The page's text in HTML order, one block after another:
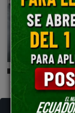
Comparte esta
Compartir
Imprimir